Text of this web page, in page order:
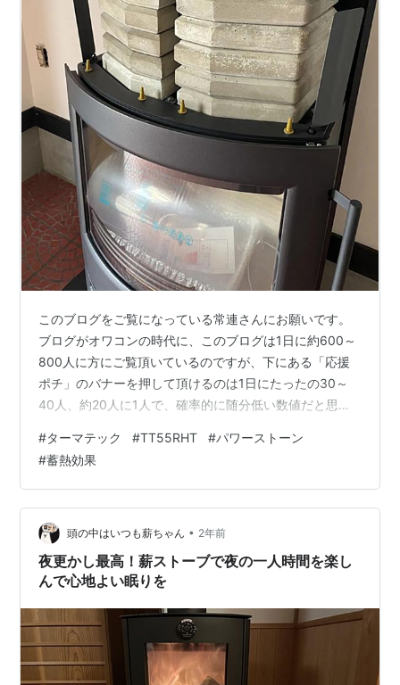
このブログをご覧になっている常連さんにお願いです。
ブログがオワコンの時代に、このブログは1日に約600～
800人に方にご覧頂いているのですが、下にある「応援
ポチ」のバナーを押して頂けるのは1日にたったの30～
40人、約20人に1人で、確率的に随分低い数値だと思い
のは無理があると思うので、せめて常連さんだけでも
「応援ポチ」のクリックを1日1回して頂ければと思いま
す。 この1日1回の「応援ポチ」がブログを継続する意思
に繋がります。 ⇩⇩⇩⇩⇩ はじまり、はじまり ⇩⇩⇩⇩⇩
デンマークの薪ストーブ ターマテックから、いつの間に
やら最上位機種にな…
#ターマテック #TT55RHT #パワーストーン
#蓄熱効果
頭の中はいつも薪ちゃん • 2年前
夜更かし最高！薪ストーブで夜の一人時間を楽し
んで心地よい眠りを